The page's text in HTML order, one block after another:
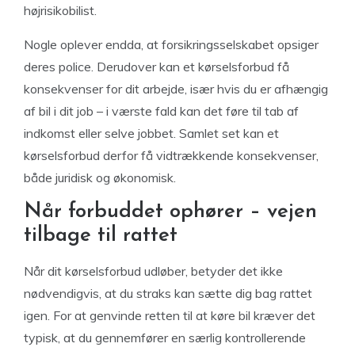
højrisikobilist.
Nogle oplever endda, at forsikringsselskabet opsiger
deres police. Derudover kan et kørselsforbud få
konsekvenser for dit arbejde, især hvis du er afhængig
af bil i dit job – i værste fald kan det føre til tab af
indkomst eller selve jobbet. Samlet set kan et
kørselsforbud derfor få vidtrækkende konsekvenser,
både juridisk og økonomisk.
Når forbuddet ophører – vejen
tilbage til rattet
Når dit kørselsforbud udløber, betyder det ikke
nødvendigvis, at du straks kan sætte dig bag rattet
igen. For at genvinde retten til at køre bil kræver det
typisk, at du gennemfører en særlig kontrollerende